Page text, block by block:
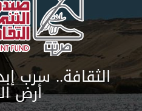
الثقافة.. سرب
أرض